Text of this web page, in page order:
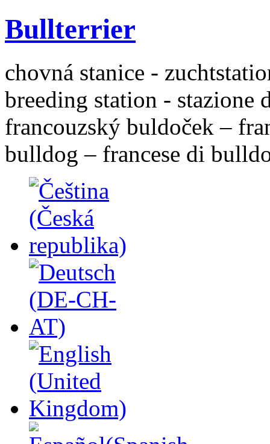
Bullterrier
chovná stanice -
breeding station - stazione
francouzský buldoček –
bulldog – francese di